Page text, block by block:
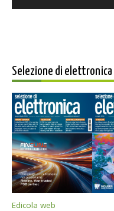
Selezione di elettronica
Edicola web